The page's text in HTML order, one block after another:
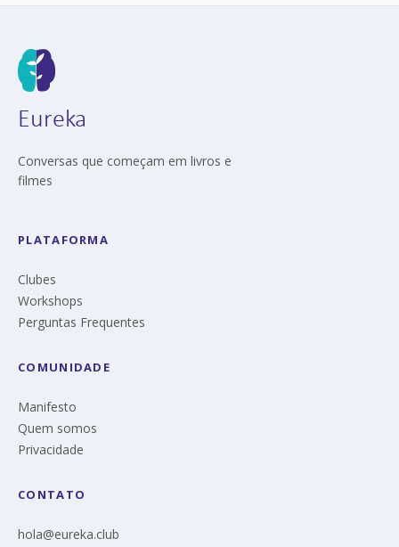
Eureka
Conversas que começam em livros e
filmes
PLATAFORMA
Clubes
Workshops
Perguntas Frequentes
COMUNIDADE
Manifesto
Quem somos
Privacidade
CONTATO
hola@eureka.club